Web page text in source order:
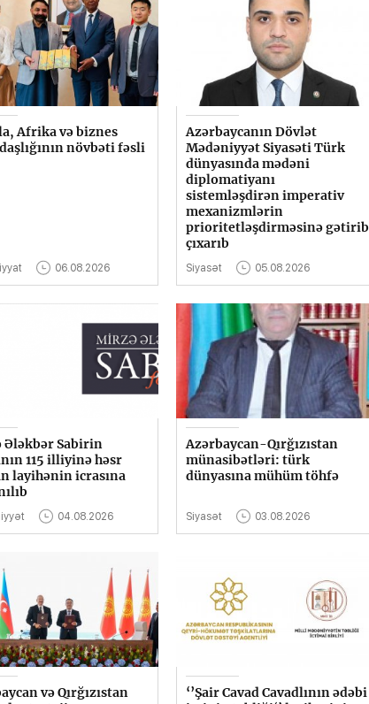
Afrika və biznes
növbəti fəsli
06.08.2026
Azərbaycanın Dövlət
Mədəniyyət Siyasəti Türk
dünyasında mədəni
diplomatiyanı
sistemləşdirən imperativ
mexanizmlərin
prioritetləşdirməsinə gətirib
çıxarıb
Siyasət 05.08.2026
Ələkbər Sabirin
115 illiyinə həsr
layihənin icrasına
04.08.2026
Azərbaycan-Qırğızıstan
münasibətləri: türk
dünyasına mühüm töhfə
Siyasət 03.08.2026
və Qırğızıstan
‘’Şair Cavad Cavadlının ədəbi